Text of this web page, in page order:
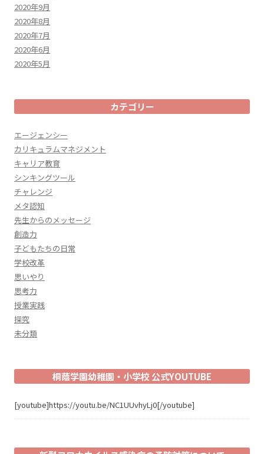
2020年9月
2020年8月
2020年7月
2020年6月
2020年5月
カテゴリー
エージェンシー
カリキュラムマネジメント
キャリア教育
シンキングツール
チャレンジ
メタ認知
先生からのメッセージ
創造力
子どもたちの日常
学校改革
思いやり
思考力
授業実践
探究
未分類
桐蔭学園幼稚園・小学校 公式YOUTUBE
[youtube]https://youtu.be/NC1UUvhyLj0[/youtube]